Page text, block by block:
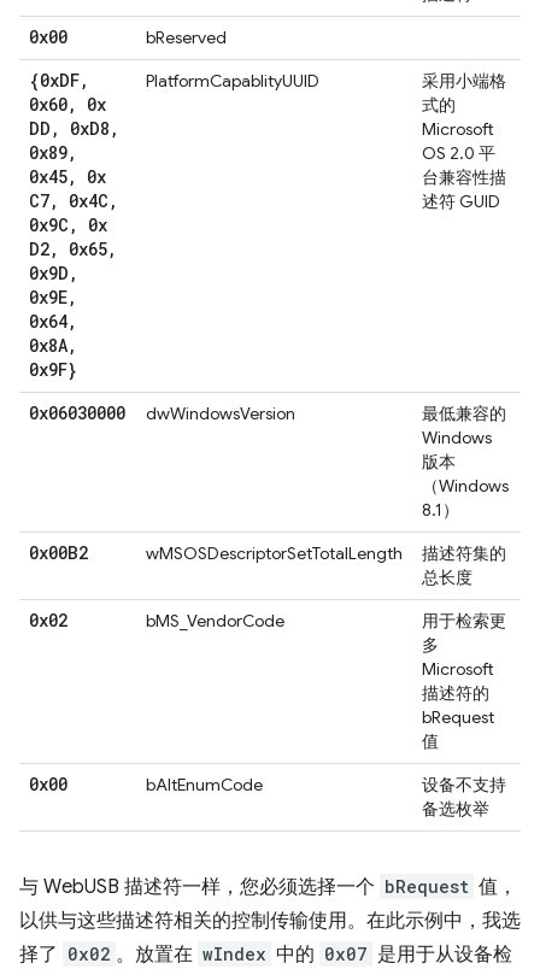
0x00 bReserved
{0xDF,
0x60,
0x
DD , 0xD8 ,
0x89,
0x45,
0x
C7, 0x4C ,
0x9C ,
0x
D2, 0x65,
0x9D ,
0x9E,
0x64,
0x8A,
0x9F}
PlatformCapablityUUID
采用小端格
式的
Microsoft
OS 2.0 平
台兼容性描
述符 GUID
0x06030000 dwWindowsVersion
最低兼容的
Windows
版本
（Windows
8.1）
0x00B2 wMSOSDescriptorSetTotalLength
描述符集的
总长度
0x02 bMS_VendorCode
用于检索更
多
Microsoft
描述符的
bRequest
值
0x00 bAltEnumCode
设备不支持
备选枚举
与 WebUSB 描述符一样，您必须选择一个 bRequest 值，
以供与这些描述符相关的控制传输使用。在此示例中，我选
择了 0x02 。放置在 wIndex 中的 0x07 是用于从设备检